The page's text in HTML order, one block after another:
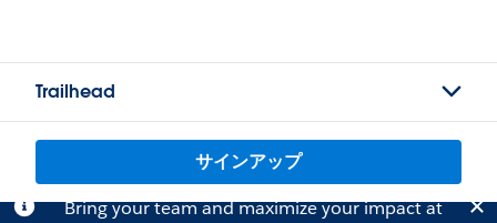
Trailhead
サインアップ
Bring your team and maximize your impact at